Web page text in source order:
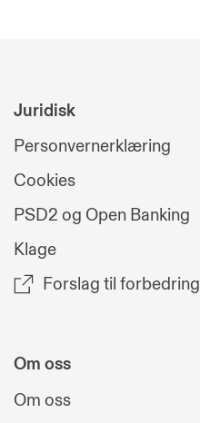
Juridisk
Personvernerklæring
Cookies
PSD2 og Open Banking
Klage
Forslag til forbedring
Om oss
Om oss